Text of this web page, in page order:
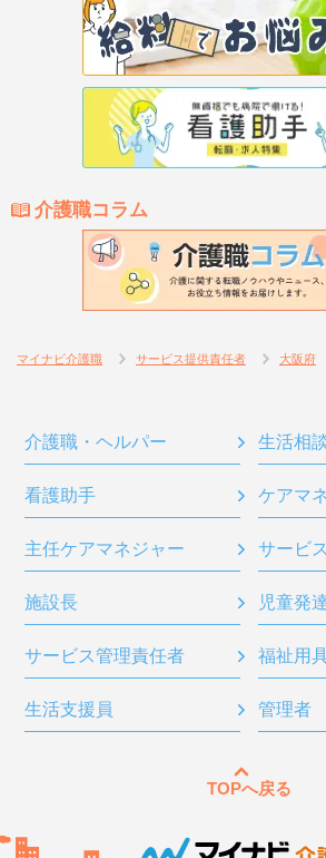
介護職コラム
マイナビ介護職 サービス提供責任者 大阪府
介護職・ヘルパー 生活相
看護助手 ケアマ
主任ケアマネジャー サービ
施設長 児童発
サービス管理責任者 福祉用
生活支援員 管理者
TOPへ戻る